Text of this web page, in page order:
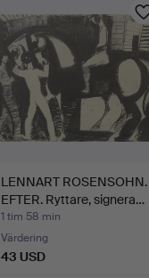
LENNART ROSENSOHN.
EFTER. Ryttare, signera…
1 tim 58 min
Värdering
43 USD